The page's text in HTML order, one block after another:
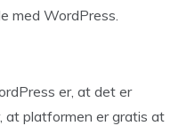
med WordPress.
er, at det er
at platformen er gratis at